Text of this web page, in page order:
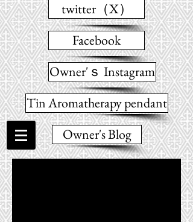
twitter（X）
Facebook
Owner'ｓ Instagram
Tin Aromatherapy pendant
Owner's Blog